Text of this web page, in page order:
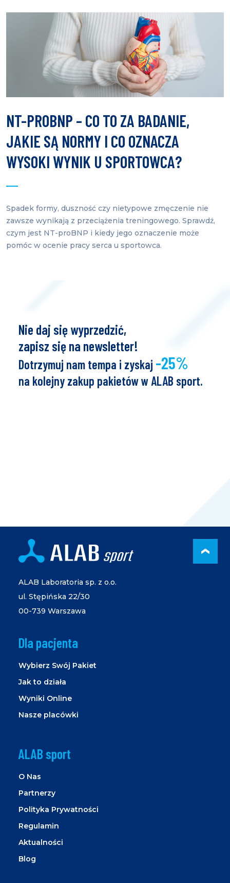
NT-PROBNP – CO TO ZA BADANIE,
JAKIE SĄ NORMY I CO OZNACZA
WYSOKI WYNIK U SPORTOWCA?
Spadek formy, duszność czy nietypowe zmęczenie nie
zawsze wynikają z przeciążenia treningowego. Sprawdź,
czym jest NT-proBNP i kiedy jego oznaczenie może
pomóc w ocenie pracy serca u sportowca.
Nie daj się wyprzedzić,
zapisz się na newsletter!
Dotrzymuj nam tempa i zyskaj -25%
na kolejny zakup pakietów w ALAB sport.
ALAB Laboratoria sp. z o.o.
ul. Stępińska 22/30
00-739 Warszawa
Dla pacjenta
Wybierz Swój Pakiet
Jak to działa
Wyniki Online
Nasze placówki
ALAB sport
O Nas
Partnerzy
Polityka Prywatności
Regulamin
Aktualności
Blog